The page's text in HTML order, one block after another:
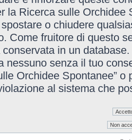
la Ricerca sulle Orchidee
o chiudere
Come fruitore di questo
in un
nessuno senza il tuo
Orchidee Spontanee”
al sistema che